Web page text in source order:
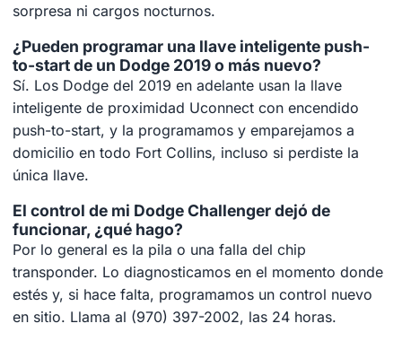
sorpresa ni cargos nocturnos.
¿Pueden programar una llave inteligente push-
to-start de un Dodge 2019 o más nuevo?
Sí. Los Dodge del 2019 en adelante usan la llave
inteligente de proximidad Uconnect con encendido
push-to-start, y la programamos y emparejamos a
domicilio en todo Fort Collins, incluso si perdiste la
única llave.
El control de mi Dodge Challenger dejó de
funcionar, ¿qué hago?
Por lo general es la pila o una falla del chip
transponder. Lo diagnosticamos en el momento donde
estés y, si hace falta, programamos un control nuevo
en sitio. Llama al (970) 397-2002, las 24 horas.